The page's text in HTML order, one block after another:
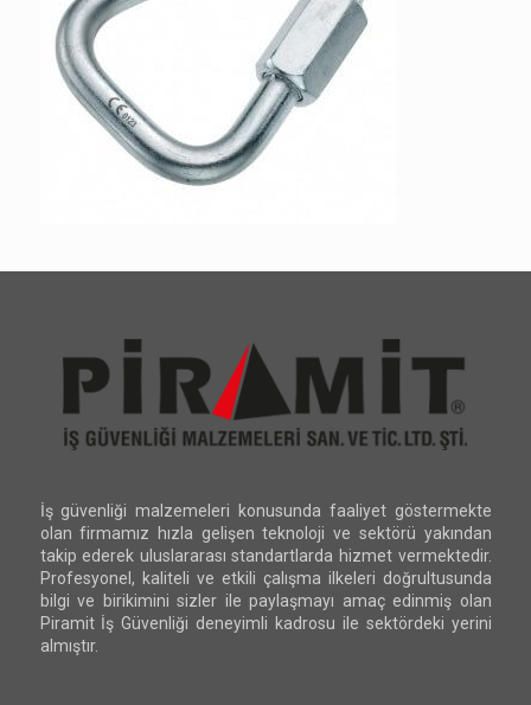
İş güvenliği malzemeleri konusunda faaliyet göstermekte
olan firmamız hızla gelişen teknoloji ve sektörü yakından
takip ederek uluslararası standartlarda hizmet vermektedir.
Profesyonel, kaliteli ve etkili çalışma ilkeleri doğrultusunda
bilgi ve birikimini sizler ile paylaşmayı amaç edinmiş olan
Piramit İş Güvenliği deneyimli kadrosu ile sektördeki yerini
almıştır.